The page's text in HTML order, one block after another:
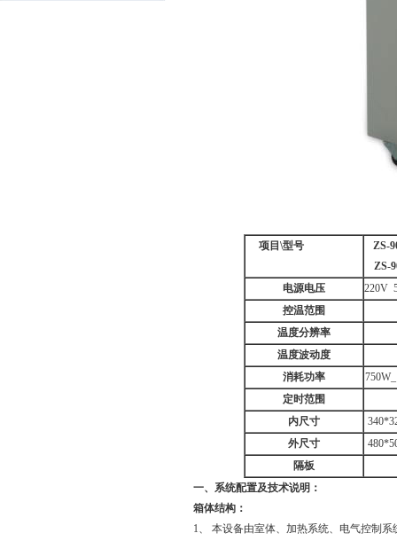
项目 \型号
ZS-
ZS-
电源电压
220V
控温范围
温度分辨率
温度波动度
消耗功率
定时范围
内尺寸
外尺寸
隔板
一、系统配置及技术说明：
箱体结构：
1、 本设备由室体、加热系统、电气控制